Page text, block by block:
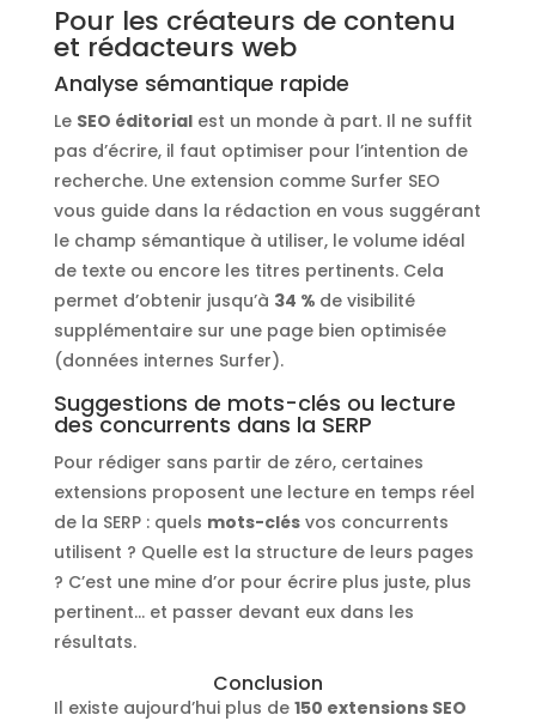
Pour les créateurs de contenu
et rédacteurs web
Analyse sémantique rapide
Le SEO éditorialest un monde à part. Il ne suffit
pas d’écrire, il faut optimiser pour l’intention de
recherche. Une extension comme Surfer SEO
vous guide dans la rédaction en vous suggérant
le champ sémantique à utiliser, le volume idéal
de texte ou encore les titres pertinents. Cela
permet d’obtenir jusqu’à 34 % de visibilité
supplémentaire sur une page bien optimisée
(données internes Surfer).
Suggestions de mots-clés ou lecture
des concurrents dans la SERP
Pour rédiger sans partir de zéro, certaines
extensions proposent une lecture en temps réel
de la SERP : quels mots-clésvos concurrents
utilisent ? Quelle est la structure de leurs pages
? C’est une mine d’or pour écrire plus juste, plus
pertinent… et passer devant eux dans les
résultats.
Conclusion
Il existe aujourd’hui plus de 150 extensions SEO